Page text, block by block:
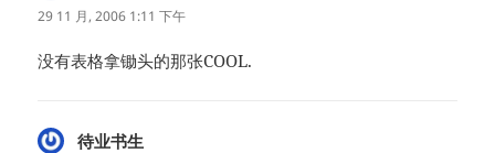
道：
29 11 月, 2006 1:11 下午
没有表格拿锄头的那张COOL.
待业书生